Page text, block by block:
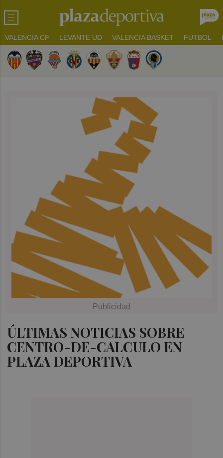
VALENCIA CF LEVANTE UD VALENCIA BASKET FUTBOL
ÚLTIMAS NOTICIAS SOBRE
CENTRO-DE-CALCULO EN
PLAZA DEPORTIVA